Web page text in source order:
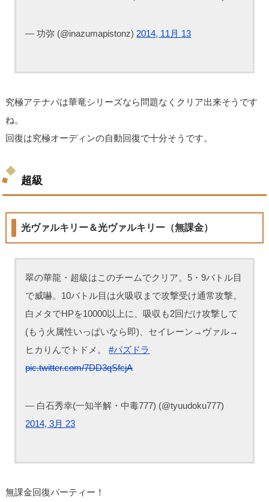
— 功弥 (@inazumapistonz) 2014, 11月 13
究極アテナパは華竜シリーズなら問題なくクリア出来そうです
ね。
回復は究極オーディンの自動回復で十分そうです。
超級
光ヴァルキリー＆光ヴァルキリー（無課金）
翠の華龍・超級はこのチームでクリア。5・9バトル目
で威嚇。10バトル目は火吸収まで攻撃受け通常攻撃。
白メタでHPを10000以上に、吸収も2回だけ攻撃して
(もう火属性いっぱいなら即)、セイレーン→ヴァル→
ヒカりんでトドメ。#パズドラ
pic.twitter.com/7DD3qSfcjA
— 白石秀幸(一知半解・中毒777) (@tyuudoku777)
2014, 3月 23
無課金回復パーティー！